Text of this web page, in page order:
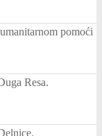
pomoći
Resa.